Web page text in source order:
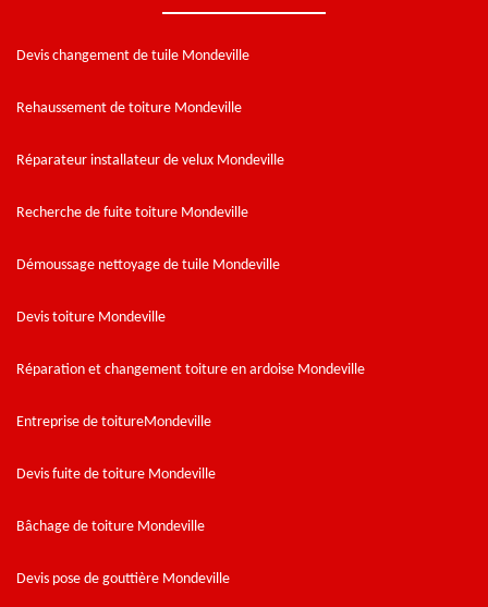
Devis changement de tuile Mondeville
Rehaussement de toiture Mondeville
Réparateur installateur de velux Mondeville
Recherche de fuite toiture Mondeville
Démoussage nettoyage de tuile Mondeville
Devis toiture Mondeville
Réparation et changement toiture en ardoise Mondeville
Entreprise de toitureMondeville
Devis fuite de toiture Mondeville
Bâchage de toiture Mondeville
Devis pose de gouttière Mondeville